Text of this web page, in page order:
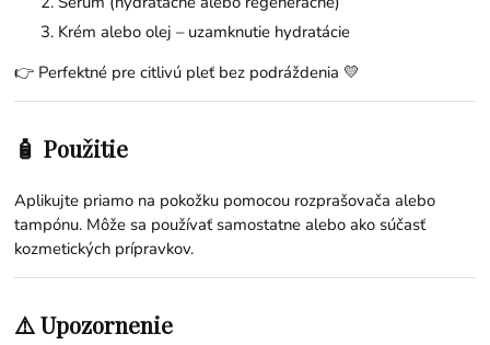
Krém alebo olej – uzamknutie hydratácie
👉 Perfektné pre citlivú pleť bez podráždenia 💛
🧴 Použitie
Aplikujte priamo na pokožku pomocou rozprašovača alebo
tampónu. Môže sa používať samostatne alebo ako súčasť
kozmetických prípravkov.
⚠️ Upozornenie